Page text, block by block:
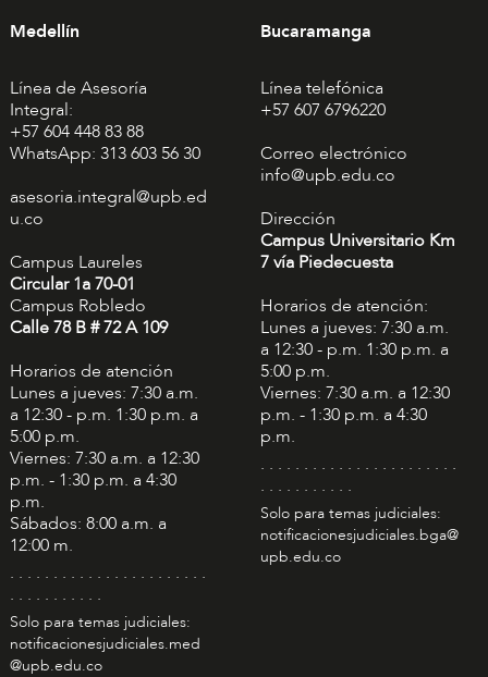
Medellín
Línea de Asesoría
Integral:
+57 604 448 83 88
WhatsApp: 313 603 56 30
asesoria.integral@upb.ed
u.co
Campus Laureles
Circular 1a 70-01
Campus Robledo
Calle 78 B # 72 A 109
Horarios de atención
Lunes a jueves: 7:30 a.m.
a 12:30 - p.m. 1:30 p.m. a
5:00 p.m.
Viernes: 7:30 a.m. a 12:30
p.m. - 1:30 p.m. a 4:30
p.m.
Sábados: 8:00 a.m. a
12:00 m.
. . . . . . . . . . . . . . . . . . . . . . .
. . . . . . . . . . .
Solo para temas judiciales:
notificacionesjudiciales.med
@upb.edu.co
Bucaramanga
Línea telefónica
+57 607 6796220
Correo electrónico
info@upb.edu.co
Dirección
Campus Universitario Km
7 vía Piedecuesta
Horarios de atención:
Lunes a jueves: 7:30 a.m.
a 12:30 - p.m. 1:30 p.m. a
5:00 p.m.
Viernes: 7:30 a.m. a 12:30
p.m. - 1:30 p.m. a 4:30
p.m.
. . . . . . . . . . . . . . . . . . . . . . .
. . . . . . . . . . .
Solo para temas judiciales:
notificacionesjudiciales.bga@
upb.edu.co